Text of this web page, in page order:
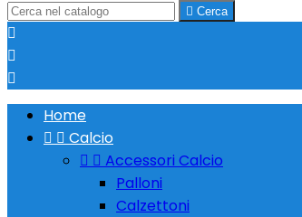
 Cerca



Home
  Calcio
  Accessori Calcio
Palloni
Calzettoni